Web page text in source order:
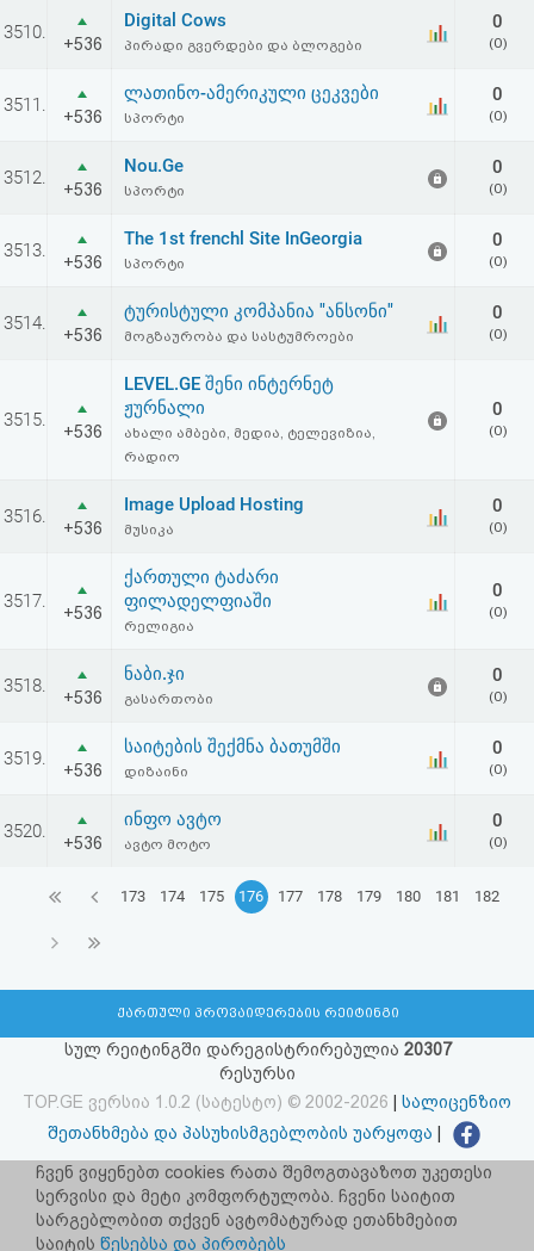
უარყოფა
3510.
+536
Digital Cows
პირადი გვერდები და ბლოგები
0
(0)
3511.
+536
ლათინო-ამერიკული ცეკვები
სპორტი
0
(0)
3512.
+536
Nou.Ge
სპორტი
0
(0)
3513.
+536
The 1st frenchl Site InGeorgia
სპორტი
0
(0)
3514.
+536
ტურისტული კომპანია "ანსონი"
მოგზაურობა და სასტუმროები
0
(0)
3515.
+536
LEVEL.GE შენი ინტერნეტ
ჟურნალი
ახალი ამბები, მედია, ტელევიზია,
რადიო
0
(0)
3516.
+536
Image Upload Hosting
მუსიკა
0
(0)
3517.
+536
ქართული ტაძარი
ფილადელფიაში
რელიგია
0
(0)
3518.
+536
ნაბი.ჯი
გასართობი
0
(0)
3519.
+536
საიტების შექმნა ბათუმში
დიზაინი
0
(0)
3520.
+536
ინფო ავტო
ავტო მოტო
0
(0)
173 174 175 176 177 178 179 180 181 182
ქართული პროვაიდერების რეიტინგი
სულ რეიტინგში დარეგისტრირებულია 20307
რესურსი
TOP.GE ვერსია 1.0.2 (სატესტო) © 2002-2026
სალიცენზიო
შეთანხმება და პასუხისმგებლობის უარყოფა
facebook.com/TOP.GE
იხილეთ TOP.GE - ის ძველი ვერსია ბმულზე
ჩვენ ვიყენებთ cookies რათა შემოგთავაზოთ უკეთესი
სერვისი და მეტი კომფორტულობა. ჩვენი საიტით
სარგებლობით თქვენ ავტომატურად ეთანხმებით
საიტის წესებსა და პირობებს